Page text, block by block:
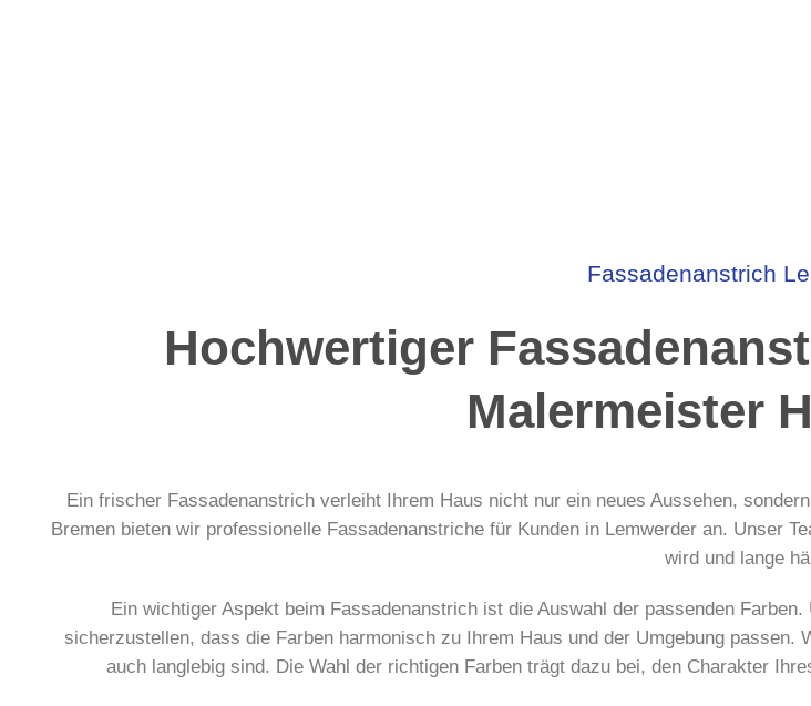
Fassadenanstrich
Hochwertiger
Malermeister
Ein frischer Fassadenanstrich verleiht Ihrem Haus nicht nur ein neues Aussehen,
Bremen bieten wir professionelle Fassadenanstriche für Kunden in Lemwerder an. Unser
wird und lange
Ein wichtiger Aspekt beim Fassadenanstrich ist die Auswahl der passenden
sicherzustellen, dass die Farben harmonisch zu Ihrem Haus und der Umgebung
auch langlebig sind. Die Wahl der richtigen Farben trägt dazu bei, den Charakter